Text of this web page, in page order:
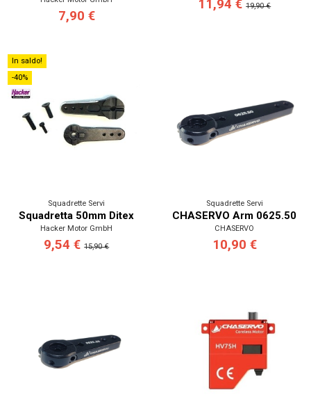
7,90 €
11,94 €19,90 €
In saldo!
-40%
Squadrette Servi
Squadretta 50mm Ditex
Hacker Motor GmbH
9,54 €15,90 €
Squadrette Servi
CHASERVO Arm 0625.50
CHASERVO
10,90 €